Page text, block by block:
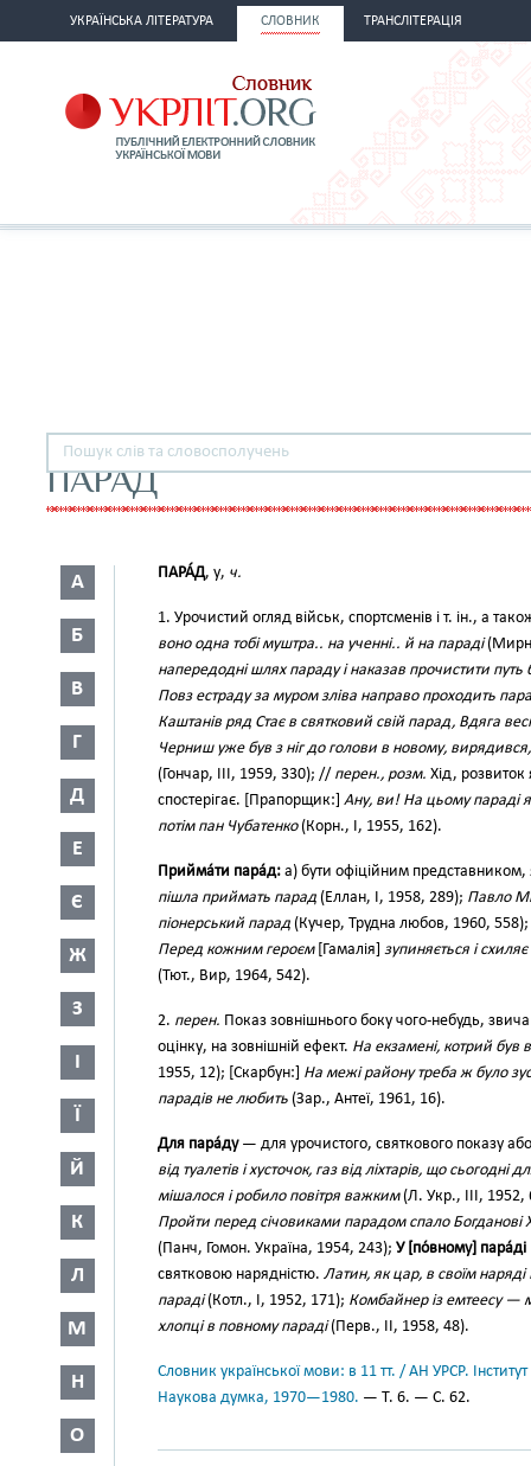
УКРАЇНСЬКА ЛІТЕРАТУРА СЛОВНИК ТРАНСЛІТЕРАЦІЯ
ПАРАД
А
Б
В
Г
Д
Е
Є
Ж
З
І
Ї
Й
К
Л
М
Н
О
ПАРА́Д, у, ч.
1. Урочистий огляд військ, спортсменів і т. ін., а
воно одна тобі муштра.. на ученні.. й на параді
напередодні шлях параду і наказав прочистити путь
Повз естраду за муром зліва направо проходить
Каштанів ряд Стає в святковий свій парад, Вдяга
Черниш уже був з ніг до голови в новому,
(Гончар, III, 1959, 330); // перен., розм. Хід, розвиток
спостерігає. [Прапорщик:] Ану, ви! На цьому параді
потім пан Чубатенко(Корн., І, 1955, 162).
Прийма́ти пара́д: а) бути офіційним
пішла приймать парад (Еллан, І, 1958, 289); Павло
піонерський парад (Кучер, Трудна любов, 1960,
Перед кожним героєм[Гамалія] зупиняється і
(Тют., Вир, 1964, 542).
2. перен. Показ зовнішнього боку чого-небудь,
оцінку, на зовнішній ефект. На екзамені, котрий був
1955, 12); [Скарбун:] На межі району треба ж було
парадів не любить (Зар., Антеї, 1961, 16).
Для пара́ду— для урочистого, святкового показу
від туалетів і хусточок, газ від ліхтарів, що
мішалося і робило повітря важким(Л. Укр., III, 1952,
Пройти перед січовиками парадом спало
(Панч, Гомон. Україна, 1954, 243); У [по́вному] пара́ді
святковою нарядністю. Латин, як цар, в своїм наряді
параді(Котл., І, 1952, 171); Комбайнер із емтеесу —
хлопці в повному параді(Перв., II, 1958, 48).
Словник української мови: в 11 тт. / АН УРСР.
Наукова думка, 1970—1980. — Т. 6. — С. 62.